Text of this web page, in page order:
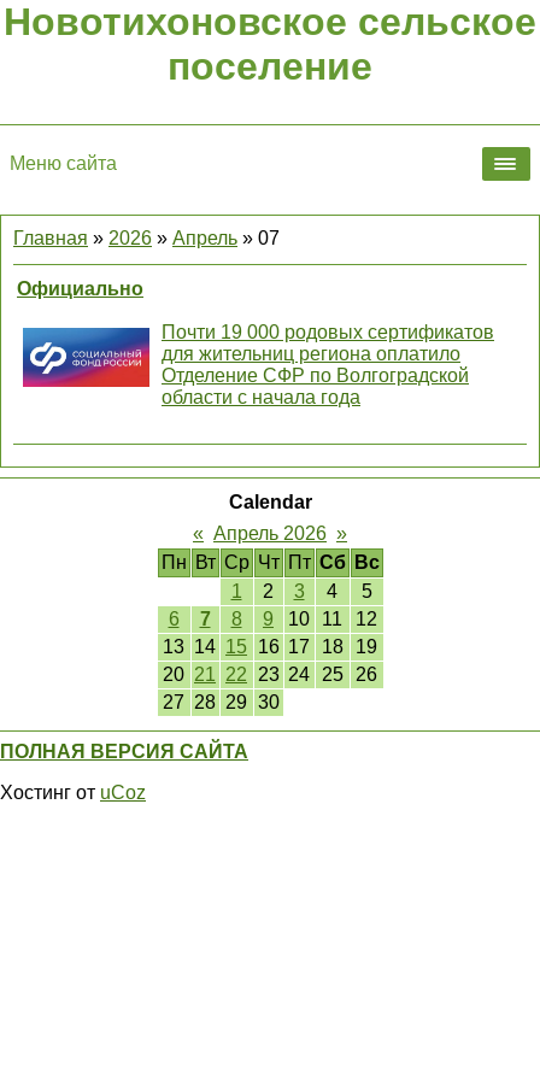
Новотихоновское сельское
поселение
Меню сайта
Главная » 2026 » Апрель » 07
Официально
Почти 19 000 родовых сертификатов
для жительниц региона оплатило
Отделение СФР по Волгоградской
области с начала года
Calendar
« Апрель 2026 »
Пн Вт Ср Чт Пт Сб
Вс
1
2 3 4
5
6
7 8 9 10 11
12
13 14 15 16 17 18
19
20 21 22 23 24 25
26
27 28 29 30
ПОЛНАЯ ВЕРСИЯ САЙТА
Хостинг от uCoz